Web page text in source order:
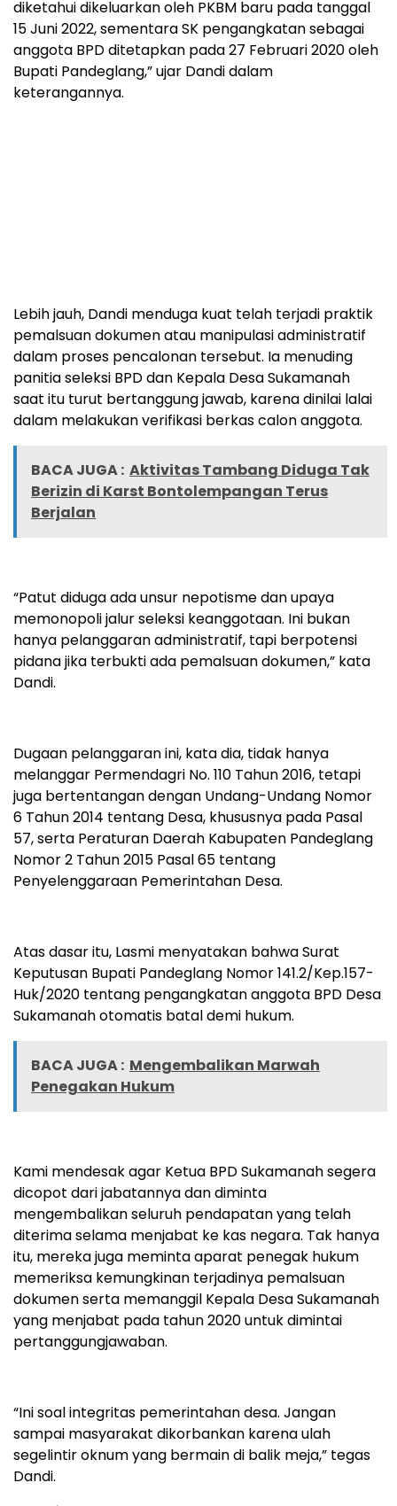
diketahui dikeluarkan oleh PKBM baru pada tanggal
15 Juni 2022, sementara SK pengangkatan sebagai
anggota BPD ditetapkan pada 27 Februari 2020 oleh
Bupati Pandeglang,” ujar Dandi dalam
keterangannya.
Lebih jauh, Dandi menduga kuat telah terjadi praktik
pemalsuan dokumen atau manipulasi administratif
dalam proses pencalonan tersebut. Ia menuding
panitia seleksi BPD dan Kepala Desa Sukamanah
saat itu turut bertanggung jawab, karena dinilai lalai
dalam melakukan verifikasi berkas calon anggota.
BACA JUGA : Aktivitas Tambang Diduga Tak
Berizin di Karst Bontolempangan Terus
Berjalan
“Patut diduga ada unsur nepotisme dan upaya
memonopoli jalur seleksi keanggotaan. Ini bukan
hanya pelanggaran administratif, tapi berpotensi
pidana jika terbukti ada pemalsuan dokumen,” kata
Dandi.
Dugaan pelanggaran ini, kata dia, tidak hanya
melanggar Permendagri No. 110 Tahun 2016, tetapi
juga bertentangan dengan Undang-Undang Nomor
6 Tahun 2014 tentang Desa, khususnya pada Pasal
57, serta Peraturan Daerah Kabupaten Pandeglang
Nomor 2 Tahun 2015 Pasal 65 tentang
Penyelenggaraan Pemerintahan Desa.
Atas dasar itu, Lasmi menyatakan bahwa Surat
Keputusan Bupati Pandeglang Nomor 141.2/Kep.157-
Huk/2020 tentang pengangkatan anggota BPD Desa
Sukamanah otomatis batal demi hukum.
BACA JUGA : Mengembalikan Marwah
Penegakan Hukum
Kami mendesak agar Ketua BPD Sukamanah segera
dicopot dari jabatannya dan diminta
mengembalikan seluruh pendapatan yang telah
diterima selama menjabat ke kas negara. Tak hanya
itu, mereka juga meminta aparat penegak hukum
memeriksa kemungkinan terjadinya pemalsuan
dokumen serta memanggil Kepala Desa Sukamanah
yang menjabat pada tahun 2020 untuk dimintai
pertanggungjawaban.
“Ini soal integritas pemerintahan desa. Jangan
sampai masyarakat dikorbankan karena ulah
segelintir oknum yang bermain di balik meja,” tegas
Dandi.